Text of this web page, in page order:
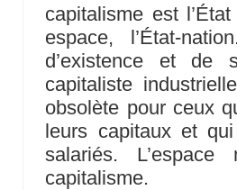
capitalisme est
espace, l’État-
d’existence et de
capitaliste
obsolète pour ceux
leurs capitaux et
salariés.
capitalisme.